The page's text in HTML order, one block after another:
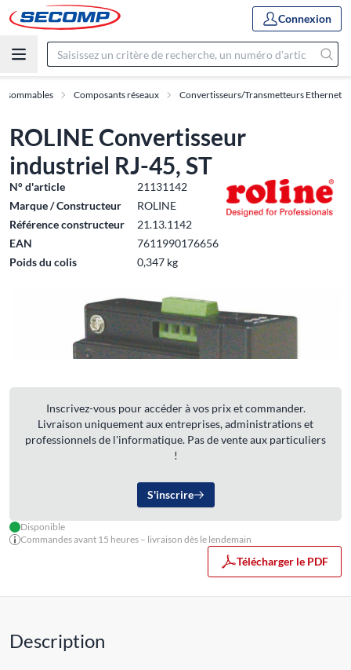
Connexion
Composants réseaux Convertisseurs/Transmetteurs Ethernet
ROLINE Convertisseur
industriel RJ-45, ST
N° d'article
21131142
Marque / Constructeur
ROLINE
Référence constructeur
21.13.1142
EAN
7611990176656
Poids du colis
0,347 kg
Inscrivez-vous pour accéder à vos prix et commander.
Livraison uniquement aux entreprises, administrations et
professionnels de l'informatique. Pas de vente aux particuliers
!
S'inscrire
Disponible
Commandes avant 15 heures – livraison dès le lendemain
Télécharger le PDF
Description